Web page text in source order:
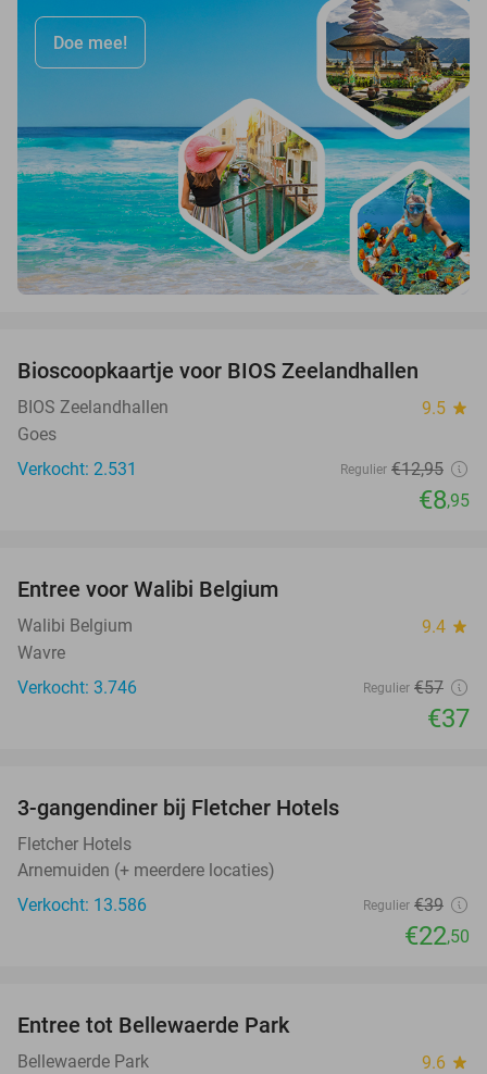
Doe mee!
Bioscoopkaartje voor BIOS Zeelandhallen
BIOS Zeelandhallen 9.5 star
Goes
Verkocht: 2.531
Regulier €12,95
€8,95
Entree voor Walibi Belgium
Walibi Belgium 9.4 star
Wavre
Verkocht: 3.746
Regulier €57
€37
3-gangendiner bij Fletcher Hotels
Fletcher Hotels
Arnemuiden (+ meerdere locaties)
Verkocht: 13.586
Regulier €39
€22,50
Entree tot Bellewaerde Park
Bellewaerde Park 9.6 star